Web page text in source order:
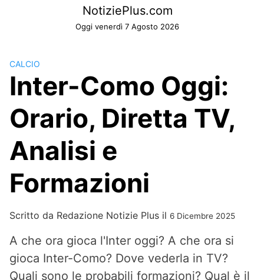
NotiziePlus.com
Oggi venerdì 7 Agosto 2026
CALCIO
Inter-Como Oggi:
Orario, Diretta TV,
Analisi e
Formazioni
Scritto da Redazione Notizie Plus il 6 Dicembre 2025
A che ora gioca l'Inter oggi? A che ora si
gioca Inter-Como? Dove vederla in TV?
Quali sono le probabili formazioni? Qual è il